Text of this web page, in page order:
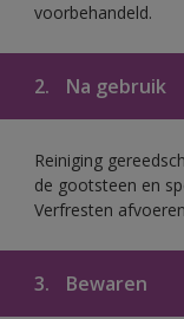
voorbehandeld.
2. Na gebruik
Reiniging
de gootsteen en
Verfresten
3. Bewaren